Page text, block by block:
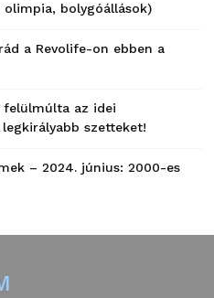
bolygóállások)
a Revolife-on ebben a
felülmúlta az idei
szetteket!
– 2024. június: 2000-es